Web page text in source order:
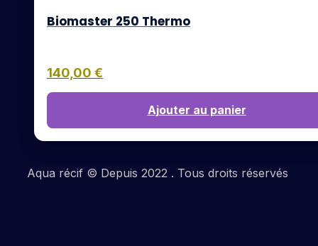
Biomaster 250 Thermo
140,00 €
Ajouter au panier
Aqua récif © Depuis 2022 . Tous droits réservés